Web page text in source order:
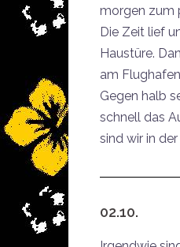
morgen zum
Die Zeit lief
Haustüre.
am
Gegen halb
schnell das
sind wir in
02.10.